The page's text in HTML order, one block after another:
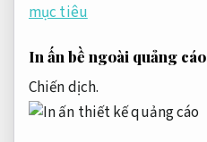
mục tiêu
In ấn bề ngoài quảng cáo
Chiến dịch.